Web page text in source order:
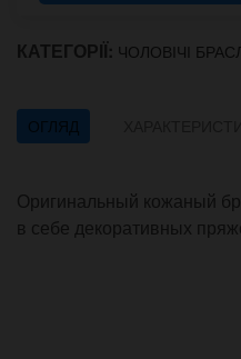
КАТЕГОРІЇ: ЧОЛОВІЧІ
ОГЛЯД
Оригинальный кожаный
в себе декоративных